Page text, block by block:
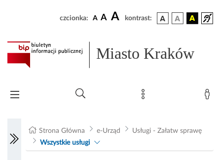
czcionka: A A A kontrast:
Miasto Kraków
Strona Główna e-Urząd
Usługi - Załatw sprawę
Wszystkie usługi